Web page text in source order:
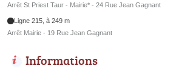
Arrêt St Priest Taur - Mairie* - 24 Rue Jean Gagnant
Ligne 215, à 249 m
Arrêt Mairie - 19 Rue Jean Gagnant
Informations